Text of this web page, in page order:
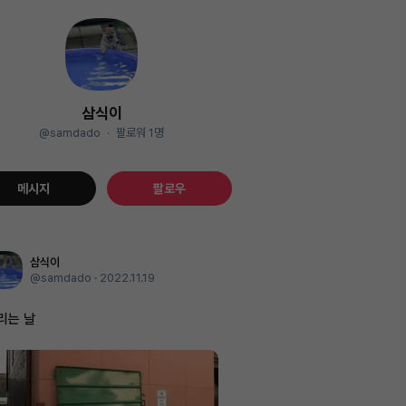
삼식이
@samdado · 팔로워 1 명
메시지 팔로우
삼식이
@samdado · 2022.11.19
는 날